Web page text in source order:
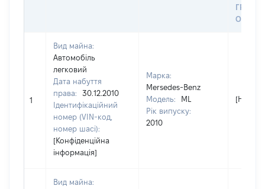
1
Вид майна:
Автомобіль
легковий
Дата набуття
права:
30.12.2010
Ідентифікаційний
номер (VIN-код,
номер шасі):
[Конфіденційна
інформація]
Марка:
Mersedes-Benz
Модель:
ML
Рік випуску:
2010
[Не
Вид майна: